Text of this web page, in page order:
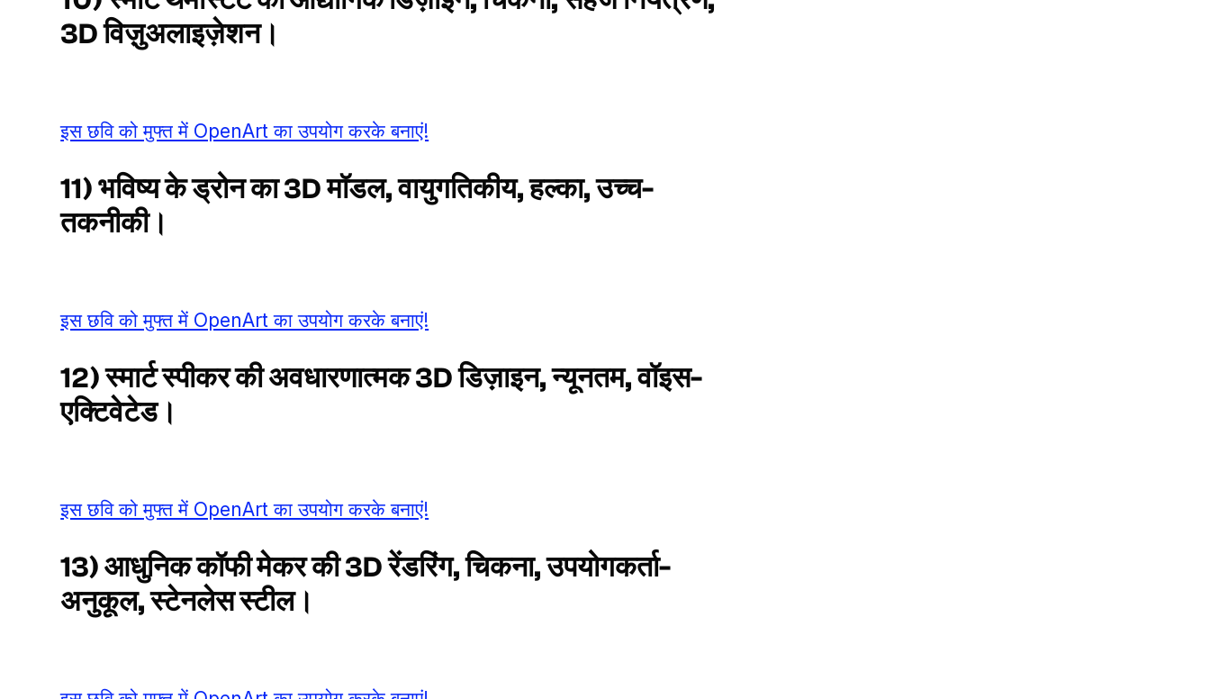
3D विज़ुअलाइज़ेशन।
इस छवि को मुफ्त में OpenArt का उपयोग करके बनाएं!
11) भविष्य के ड्रोन का 3D मॉडल, वायुगतिकीय, हल्का, उच्च-
तकनीकी।
इस छवि को मुफ्त में OpenArt का उपयोग करके बनाएं!
12) स्मार्ट स्पीकर की अवधारणात्मक 3D डिज़ाइन, न्यूनतम, वॉइस-
एक्टिवेटेड।
इस छवि को मुफ्त में OpenArt का उपयोग करके बनाएं!
13) आधुनिक कॉफी मेकर की 3D रेंडरिंग, चिकना, उपयोगकर्ता-
अनुकूल, स्टेनलेस स्टील।